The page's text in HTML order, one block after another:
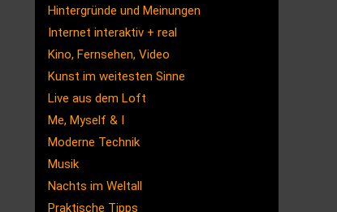
Hintergründe und Meinungen
Internet interaktiv + real
Kino, Fernsehen, Video
Kunst im weitesten Sinne
Live aus dem Loft
Me, Myself & I
Moderne Technik
Musik
Nachts im Weltall
Praktische Tipps